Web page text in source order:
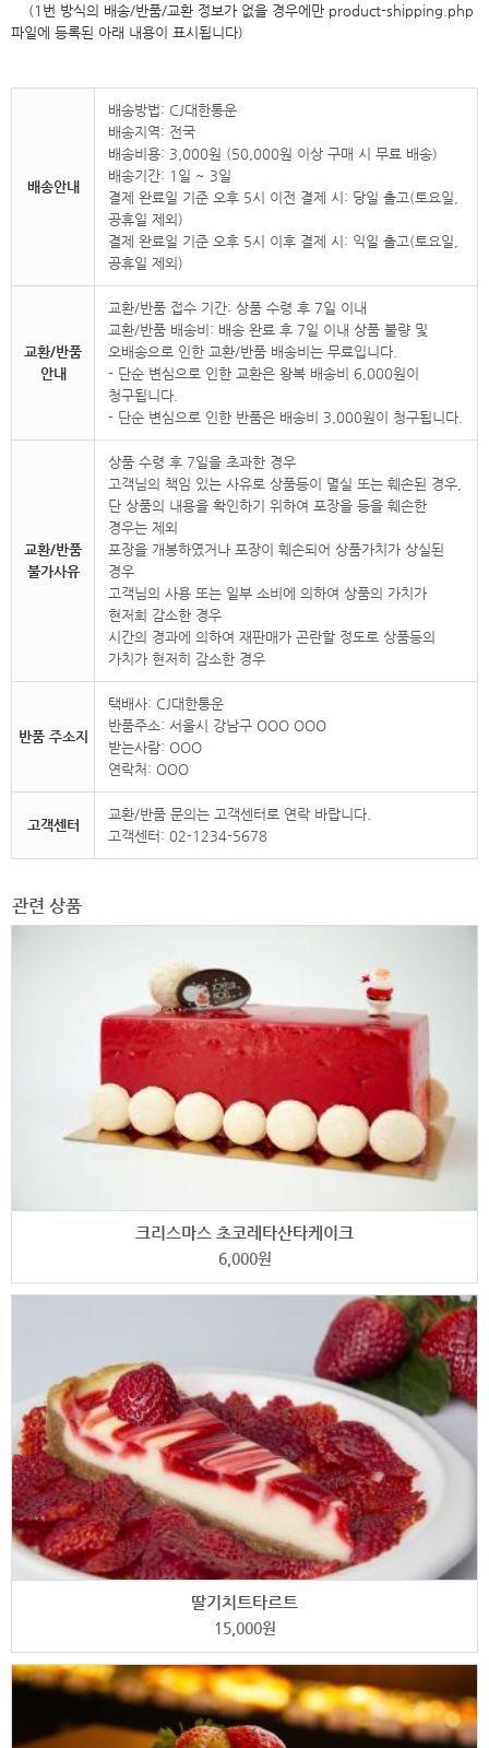
(1번 방식의 배송/반품/교환 정보가 없을 경우에만 product-shipping.php
파일에 등록된 아래 내용이 표시됩니다)
배송안내
배송방법: CJ대한통운
배송지역: 전국
배송비용: 3,000원 (50,000원 이상 구매 시 무료 배송)
배송기간: 1일 ~ 3일
결제 완료일 기준 오후 5시 이전 결제 시: 당일 출고(토요일,
공휴일 제외)
결제 완료일 기준 오후 5시 이후 결제 시: 익일 출고(토요일,
공휴일 제외)
교환/반품
안내
교환/반품 접수 기간: 상품 수령 후 7일 이내
교환/반품 배송비: 배송 완료 후 7일 이내 상품 불량 및
오배송으로 인한 교환/반품 배송비는 무료입니다.
- 단순 변심으로 인한 교환은 왕복 배송비 6,000원이
청구됩니다.
- 단순 변심으로 인한 반품은 배송비 3,000원이 청구됩니다.
교환/반품
불가사유
상품 수령 후 7일을 초과한 경우
고객님의 책임 있는 사유로 상품등이 멸실 또는 훼손된 경우,
단 상품의 내용을 확인하기 위하여 포장을 등을 훼손한
경우는 제외
포장을 개봉하였거나 포장이 훼손되어 상품가치가 상실된
경우
고객님의 사용 또는 일부 소비에 의하여 상품의 가치가
현저희 감소한 경우
시간의 경과에 의하여 재판매가 곤란할 정도로 상품등의
가치가 현저히 감소한 경우
반품 주소지
택배사: CJ대한통운
반품주소: 서울시 강남구 OOO OOO
받는사람: OOO
연락처: OOO
고객센터
교환/반품 문의는 고객센터로 연락 바랍니다.
고객센터: 02-1234-5678
관련 상품
크리스마스 초코레타산타케이크
6,000원
딸기치트타르트
15,000원